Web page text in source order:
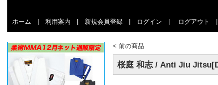
ホーム 利用案内 新規会員登録 ログイン ログアウト
< 前の商品
桜庭 和志 / Anti Jiu